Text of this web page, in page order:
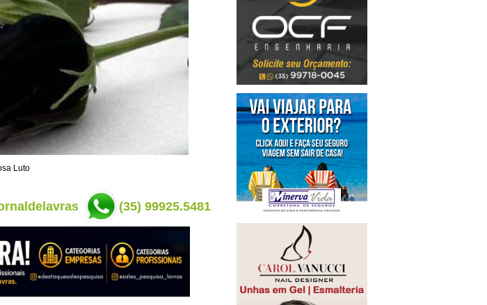
Luto
(35) 99925.5481